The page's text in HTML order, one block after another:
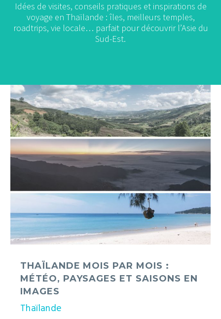
Idées de visites, conseils pratiques et inspirations de
voyage en Thaïlande : îles, meilleurs temples,
roadtrips, vie locale… parfait pour découvrir l’Asie du
Sud-Est.
Thaïlande
mois
par
mois
:
météo,
paysages
saisons
images
THAÏLANDE MOIS PAR MOIS :
MÉTÉO, PAYSAGES ET SAISONS EN
IMAGES
Thaïlande